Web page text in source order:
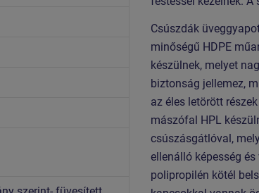
Csúszdák
minőségű HDPE
készülnek, melyet
biztonság jellemez,
az éles letörött
mászófal HPL
csúszásgátlóval,
ellenálló képesség
polipropilén kötél